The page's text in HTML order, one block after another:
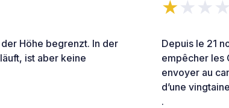
Höhe begrenzt. In der
ist aber keine
Depuis le 21
empêcher les
envoyer au
d’une
.